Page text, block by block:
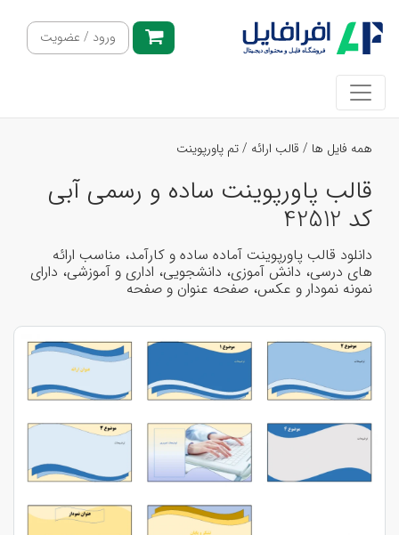
ورود / عضویت
همه فایل ها / قالب ارائه /تم پاورپوینت
قالب پاورپوینت ساده و رسمی آبی
کد 42512
دانلود قالب پاورپوینت آماده ساده و کارآمد، مناسب ارائه
های درسی، دانش آموزی، دانشجویی، اداری و آموزشی، دارای
نمونه نمودار و عکس، صفحه عنوان و صفحه